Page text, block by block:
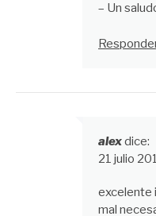
– Un
alexdice:
21 julio
excelente
mal